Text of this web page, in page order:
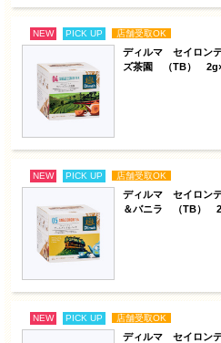
NEW PICK UP 店舗受取OK
ディルマ セイロン
ズ茶園 （TB）
NEW PICK UP 店舗受取OK
ディルマ セイロン
＆バニラ （TB）
NEW PICK UP 店舗受取OK
ディルマ セイロン